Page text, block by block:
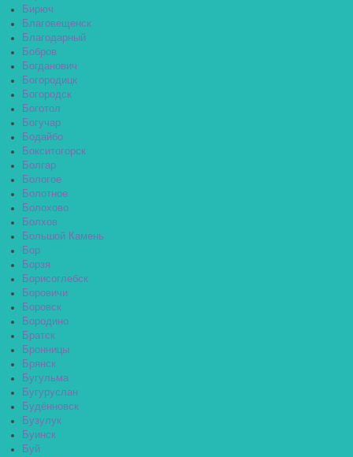
Бирюч
Благовещенск
Благодарный
Бобров
Богданович
Богородицк
Богородск
Боготол
Богучар
Бодайбо
Бокситогорск
Болгар
Бологое
Болотное
Болохово
Болхов
Большой Камень
Бор
Борзя
Борисоглебск
Боровичи
Боровск
Бородино
Братск
Бронницы
Брянск
Бугульма
Бугуруслан
Будённовск
Бузулук
Буинск
Буй